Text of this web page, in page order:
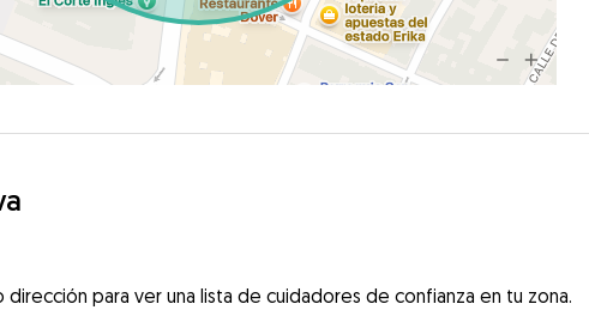
para ver una lista de cuidadores de confianza en tu zona.